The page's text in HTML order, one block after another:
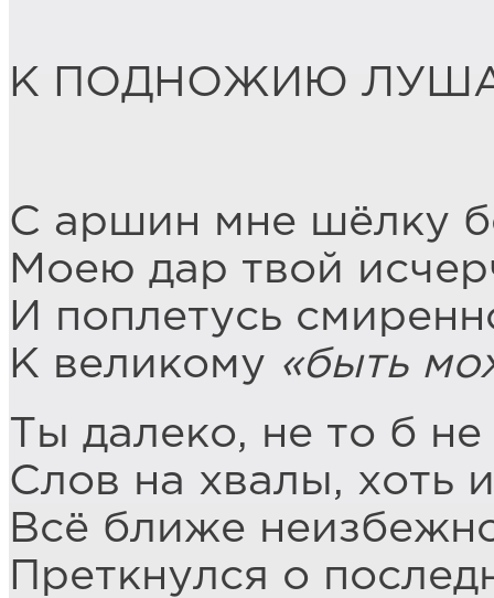
К ПОДНОЖИЮ
С аршин мне шёлку
Моею дар твой
И поплетусь
К великому «быть
Ты далеко, не то б
Слов на хвалы, хоть
Всё ближе
Преткнулся о